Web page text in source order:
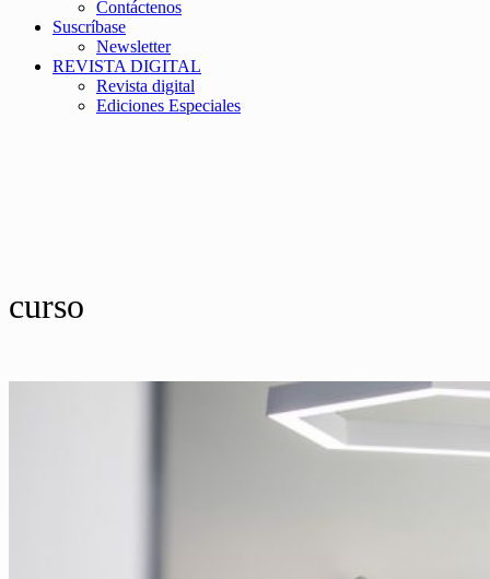
Contáctenos
Suscríbase
Newsletter
REVISTA DIGITAL
Revista digital
Ediciones Especiales
curso